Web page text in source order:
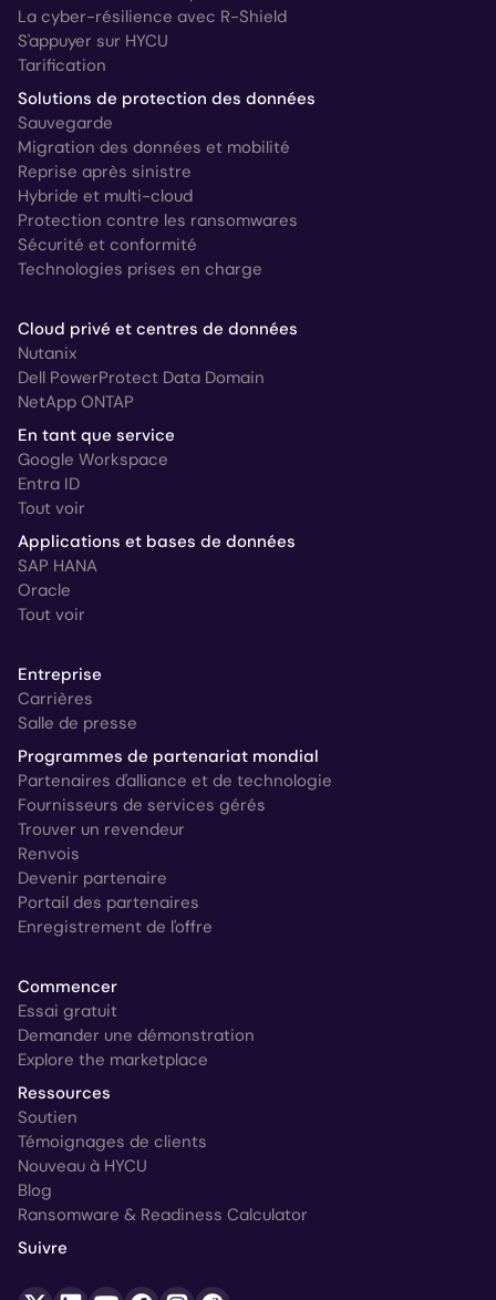
La cyber-résilience avec R-Shield
S'appuyer sur HYCU
Tarification
Solutions de protection des données
Sauvegarde
Migration des données et mobilité
Reprise après sinistre
Hybride et multi-cloud
Protection contre les ransomwares
Sécurité et conformité
Technologies prises en charge
Cloud privé et centres de données
Nutanix
Dell PowerProtect Data Domain
NetApp ONTAP
En tant que service
Google Workspace
Entra ID
Tout voir
Applications et bases de données
SAP HANA
Oracle
Tout voir
Entreprise
Carrières
Salle de presse
Programmes de partenariat mondial
Partenaires d'alliance et de technologie
Fournisseurs de services gérés
Trouver un revendeur
Renvois
Devenir partenaire
Portail des partenaires
Enregistrement de l'offre
Commencer
Essai gratuit
Demander une démonstration
Explore the marketplace
Ressources
Soutien
Témoignages de clients
Nouveau à HYCU
Blog
Ransomware & Readiness Calculator
Suivre